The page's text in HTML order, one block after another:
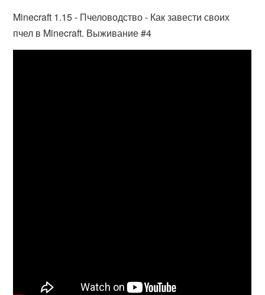
Minecraft 1.15 - Пчеловодство - Как завести своих
пчел в Minecraft. Выживание #4